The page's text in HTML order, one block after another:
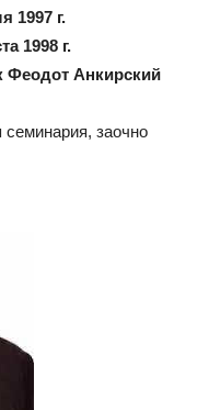
1997 г.
1998 г.
Феодот Анкирский
заочно